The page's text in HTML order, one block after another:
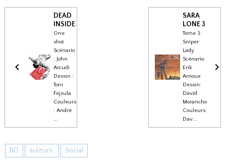
DEAD
INSIDE
One
shot
Scénario
: John
Arcudi
Dessin :
Toni
Fejzula
Couleurs
: André
...
SARA
LONE 3
Tome 3:
Sniper
Lady
Scénario:
Erik
Arnoux
Dessin:
David
Morancho
Couleurs:
Dav...
BD auteurs. Social